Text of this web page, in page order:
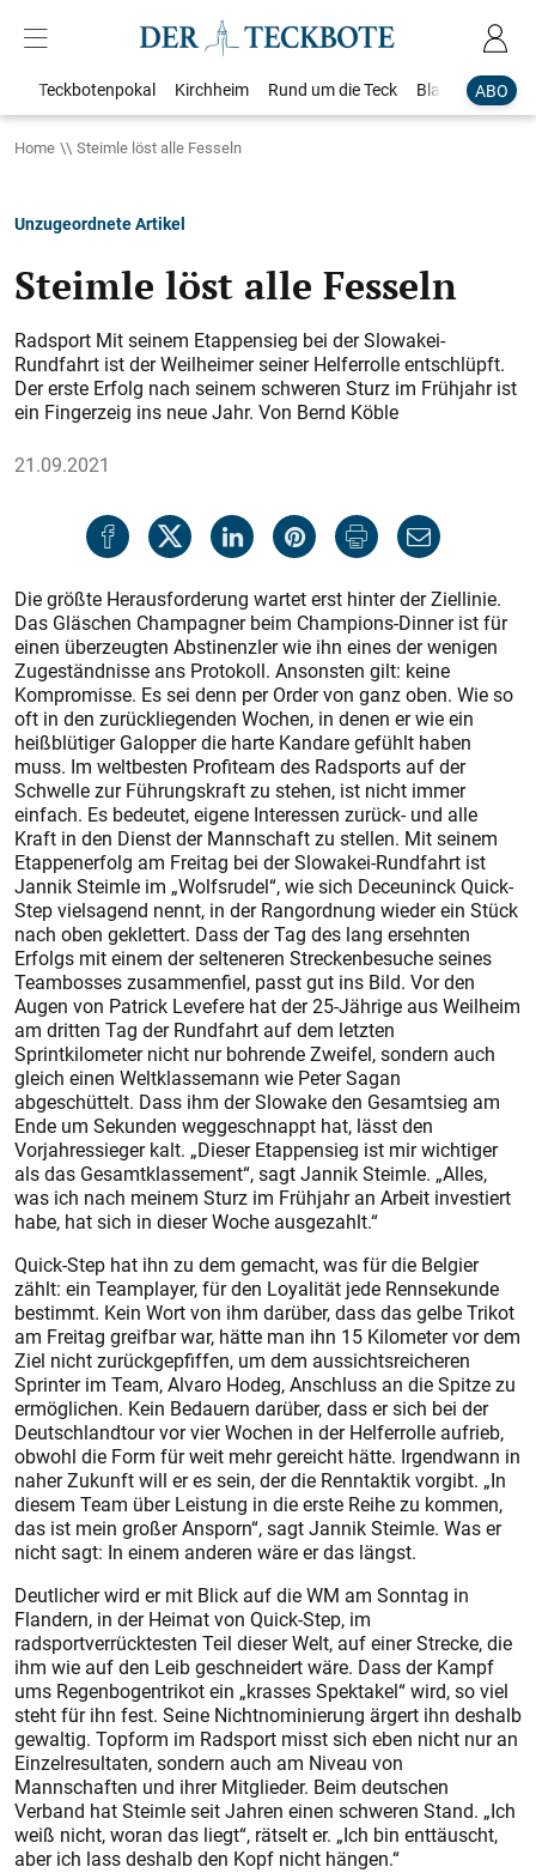
ABO
Teckbotenpokal Kirchheim Rund um die Teck Blaulicht
Home Steimle löst alle Fesseln
Unzugeordnete Artikel
Steimle löst alle Fesseln
Radsport Mit seinem Etappensieg bei der Slowakei-
Rundfahrt ist der Weilheimer seiner Helferrolle entschlüpft.
Der erste Erfolg nach seinem schweren Sturz im Frühjahr ist
ein Fingerzeig ins neue Jahr. Von Bernd Köble
21.09.2021
Die größte Herausforderung wartet erst hinter der Ziellinie.
Das Gläschen Champagner beim Champions-Dinner ist für
einen überzeugten Abstinenzler wie ihn eines der wenigen
Zugeständnisse ans Protokoll. Ansonsten gilt: keine
Kompromisse. Es sei denn per Order von ganz oben. Wie so
oft in den zurückliegenden Wochen, in denen er wie ein
heißblütiger Galopper die harte Kandare gefühlt haben
muss. Im weltbesten Profiteam des Radsports auf der
Schwelle zur Führungskraft zu stehen, ist nicht immer
einfach. Es bedeutet, eigene Interessen zurück- und alle
Kraft in den Dienst der Mannschaft zu stellen. Mit seinem
Etappenerfolg am Freitag bei der Slowakei-Rundfahrt ist
Jannik Steimle im „Wolfsrudel“, wie sich Deceuninck Quick-
Step vielsagend nennt, in der Rangordnung wieder ein Stück
nach oben geklettert. Dass der Tag des lang ersehnten
Erfolgs mit einem der selteneren Streckenbesuche seines
Teambosses zusammenfiel, passt gut ins Bild. Vor den
Augen von Patrick Levefere hat der 25-Jährige aus Weilheim
am dritten Tag der Rundfahrt auf dem letzten
Sprintkilometer nicht nur bohrende Zweifel, sondern auch
gleich einen Weltklassemann wie Peter Sagan
abgeschüttelt. Dass ihm der Slowake den Gesamtsieg am
Ende um Sekunden weggeschnappt hat, lässt den
Vorjahressieger kalt. „Dieser Etappensieg ist mir wichtiger
als das Gesamtklassement“, sagt Jannik Steimle. „Alles,
was ich nach meinem Sturz im Frühjahr an Arbeit investiert
habe, hat sich in dieser Woche ausgezahlt.“
Quick-Step hat ihn zu dem gemacht, was für die Belgier
zählt: ein Teamplayer, für den Loyalität jede Rennsekunde
bestimmt. Kein Wort von ihm darüber, dass das gelbe Trikot
am Freitag greifbar war, hätte man ihn 15 Kilometer vor dem
Ziel nicht zurückgepfiffen, um dem aussichtsreicheren
Sprinter im Team, Alvaro Hodeg, Anschluss an die Spitze zu
ermöglichen. Kein Bedauern darüber, dass er sich bei der
Deutschlandtour vor vier Wochen in der Helferrolle aufrieb,
obwohl die Form für weit mehr gereicht hätte. Irgendwann in
naher Zukunft will er es sein, der die Renntaktik vorgibt. „In
diesem Team über Leistung in die erste Reihe zu kommen,
das ist mein großer Ansporn“, sagt Jannik Steimle. Was er
nicht sagt: In einem anderen wäre er das längst.
Deutlicher wird er mit Blick auf die WM am Sonntag in
Flandern, in der Heimat von Quick-Step, im
radsportverrücktesten Teil dieser Welt, auf einer Strecke, die
ihm wie auf den Leib geschneidert wäre. Dass der Kampf
ums Regenbogentrikot ein „krasses Spektakel“ wird, so viel
steht für ihn fest. Seine Nichtnominierung ärgert ihn deshalb
gewaltig. Topform im Radsport misst sich eben nicht nur an
Einzelresultaten, sondern auch am Niveau von
Mannschaften und ihrer Mitglieder. Beim deutschen
Verband hat Steimle seit Jahren einen schweren Stand. „Ich
weiß nicht, woran das liegt“, rätselt er. „Ich bin enttäuscht,
aber ich lass deshalb den Kopf nicht hängen.“